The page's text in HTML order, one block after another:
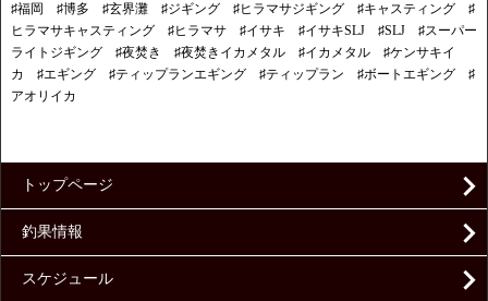
♯福岡 ♯博多 ♯玄界灘 ♯ジギング ♯ヒラマサジギング ♯キャスティング ♯
ヒラマサキャスティング ♯ヒラマサ ♯イサキ ♯イサキSLJ ♯SLJ ♯スーパー
ライトジギング ♯夜焚き ♯夜焚きイカメタル ♯イカメタル ♯ケンサキイ
カ ♯エギング ♯ティップランエギング ♯ティップラン ♯ボートエギング ♯
アオリイカ
トップページ
釣果情報
スケジュール